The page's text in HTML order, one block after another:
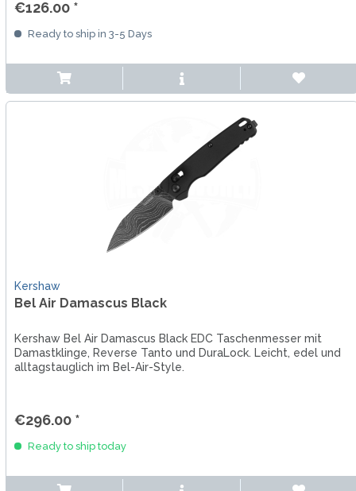
€126.00 *
Ready to ship in 3-5 Days
Kershaw
Bel Air Damascus Black
Kershaw Bel Air Damascus Black EDC Taschenmesser mit
Damastklinge, Reverse Tanto und DuraLock. Leicht, edel und
alltagstauglich im Bel-Air-Style.
€296.00 *
Ready to ship today